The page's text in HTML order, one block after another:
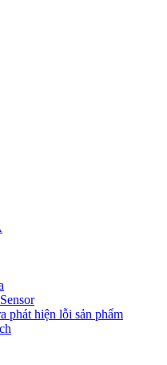
phát hiện lỗi sản phẩm